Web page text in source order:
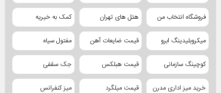
فروشگاه انتخاب من هتل های تهران کمک به خیریه
میکروبلیدینگ ابرو قیمت ضایعات آهن مفتول سیاه
کوچینگ سازمانی قیمت هبلکس جک سقفی
خرید میز اداری مدرن قیمت میلگرد میز کنفرانس